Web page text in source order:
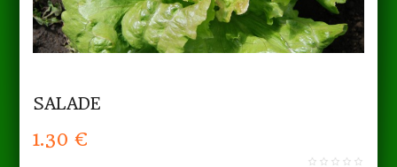
SALADE
1.30€